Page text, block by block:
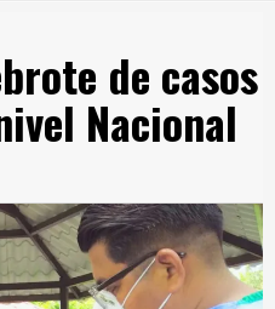
de casos
Nacional